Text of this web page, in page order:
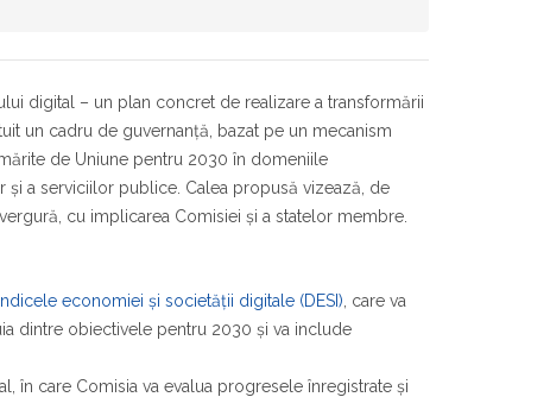
digital – un plan concret de realizare a transformării
un cadru de guvernanță, bazat pe un mecanism
de Uniune pentru 2030 în domeniile
a serviciilor publice. Calea propusă vizează, de
cu implicarea Comisiei și a statelor membre.
economiei și societății digitale (DESI) , care va
dintre obiectivele pentru 2030 și va include
în care Comisia va evalua progresele înregistrate și